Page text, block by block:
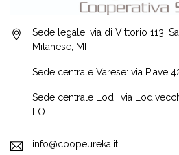
Sede legale: via di Vittorio 113,
Milanese, MI
Sede centrale Varese: via Piave
Sede centrale Lodi: via
LO
info@coopeureka.it